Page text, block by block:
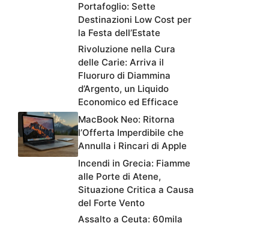
Portafoglio: Sette
Destinazioni Low Cost per
la Festa dell’Estate
Rivoluzione nella Cura
delle Carie: Arriva il
Fluoruro di Diammina
d’Argento, un Liquido
Economico ed Efficace
MacBook Neo: Ritorna
l’Offerta Imperdibile che
Annulla i Rincari di Apple
Incendi in Grecia: Fiamme
alle Porte di Atene,
Situazione Critica a Causa
del Forte Vento
Assalto a Ceuta: 60mila